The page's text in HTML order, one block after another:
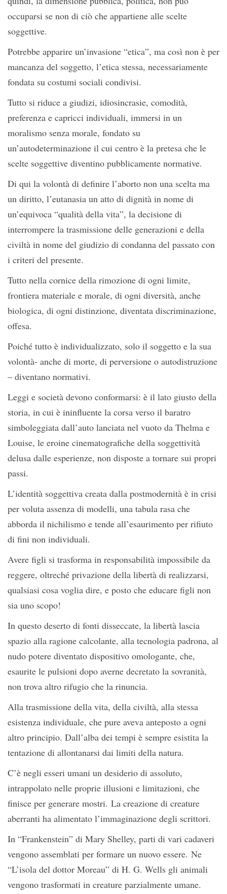
occuparsi se non di ciò che appartiene alle scelte
soggettive.
Potrebbe apparire un’invasione “etica”, ma così non è per
mancanza del soggetto, l’etica stessa, necessariamente
fondata su costumi sociali condivisi.
Tutto si riduce a giudizi, idiosincrasie, comodità,
preferenza e capricci individuali, immersi in un
moralismo senza morale, fondato su
un’autodeterminazione il cui centro è la pretesa che le
scelte soggettive diventino pubblicamente normative.
Di qui la volontà di definire l’aborto non una scelta ma
un diritto, l’eutanasia un atto di dignità in nome di
un’equivoca “qualità della vita”, la decisione di
interrompere la trasmissione delle generazioni e della
civiltà in nome del giudizio di condanna del passato con
i criteri del presente.
Tutto nella cornice della rimozione di ogni limite,
frontiera materiale e morale, di ogni diversità, anche
biologica, di ogni distinzione, diventata discriminazione,
offesa.
Poiché tutto è individualizzato, solo il soggetto e la sua
volontà- anche di morte, di perversione o autodistruzione
– diventano normativi.
Leggi e società devono conformarsi: è il lato giusto della
storia, in cui è ininfluente la corsa verso il baratro
simboleggiata dall’auto lanciata nel vuoto da Thelma e
Louise, le eroine cinematografiche della soggettività
delusa dalle esperienze, non disposte a tornare sui propri
passi.
L’identità soggettiva creata dalla postmodernità è in crisi
per voluta assenza di modelli, una tabula rasa che
abborda il nichilismo e tende all’esaurimento per rifiuto
di fini non individuali.
Avere figli si trasforma in responsabilità impossibile da
reggere, oltreché privazione della libertà di realizzarsi,
qualsiasi cosa voglia dire, e posto che educare figli non
sia uno scopo!
In questo deserto di fonti disseccate, la libertà lascia
spazio alla ragione calcolante, alla tecnologia padrona, al
nudo potere diventato dispositivo omologante, che,
esaurite le pulsioni dopo averne decretato la sovranità,
non trova altro rifugio che la rinuncia.
Alla trasmissione della vita, della civiltà, alla stessa
esistenza individuale, che pure aveva anteposto a ogni
altro principio. Dall’alba dei tempi è sempre esistita la
tentazione di allontanarsi dai limiti della natura.
C’è negli esseri umani un desiderio di assoluto,
intrappolato nelle proprie illusioni e limitazioni, che
finisce per generare mostri. La creazione di creature
aberranti ha alimentato l’immaginazione degli scrittori.
In “Frankenstein” di Mary Shelley, parti di vari cadaveri
vengono assemblati per formare un nuovo essere. Ne
“L’isola del dottor Moreau” di H. G. Wells gli animali
vengono trasformati in creature parzialmente umane.